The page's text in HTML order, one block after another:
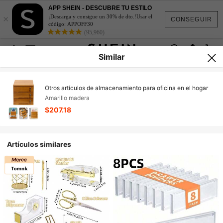
CONSEGUIR
×
APP SHEIN - DESCUBRE TU ESTILO
¡Descarga y consigue un 30% de dto.!Usar el
código: APPOFF30
(95,960)
Similar
Otros artículos de almacenamiento para oficina en el hogar
Amarillo madera
$207.18
Artículos similares